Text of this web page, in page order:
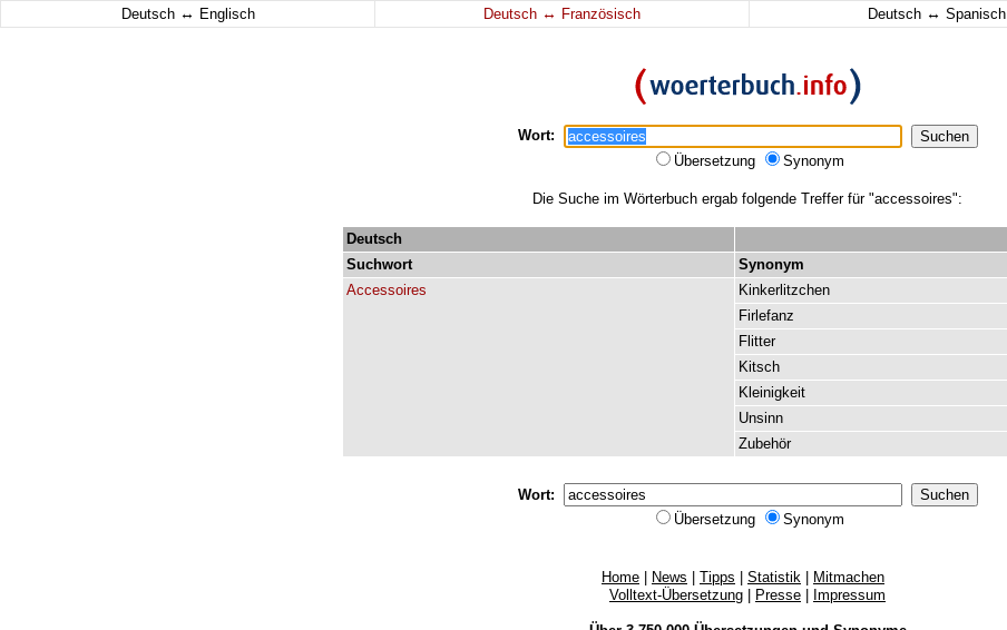
Deutsch ↔ Englisch Deutsch ↔ Französisch Deutsch ↔ Spanisch
Wort:
Übersetzung
Synonym
Die Suche im Wörterbuch ergab folgende Treffer für "accessoires":
Deutsch
Suchwort
Synonym
Accessoires
Kinkerlitzchen
Firlefanz
Flitter
Kitsch
Kleinigkeit
Unsinn
Zubehör
Wort:
Übersetzung
Synonym
Home News Tipps Statistik
Mitmachen
Volltext-Übersetzung
Presse Impressum